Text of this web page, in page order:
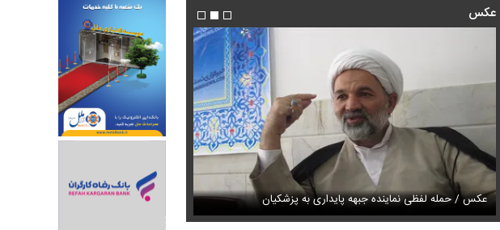
پزشکیان خطاب به خبرنگاران چه گفت؟ /تأکید رئیس‌جمهور بر
وحدت و انسجام
فیلم / پوتین رابط میان ایران و اسرائیل شد
عکس
عکس / حمله لفظی نماینده جبهه پایداری به پزشکیان عکس / عاشقانه‌های دختران پیمان قاسم